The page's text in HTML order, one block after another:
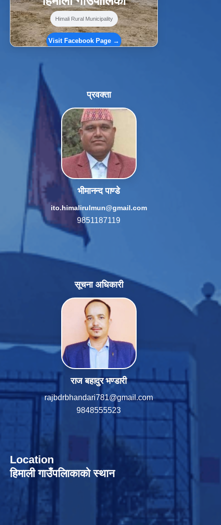
Himali Rural Municipality
Visit Facebook Page →
प्रवक्ता
भीमानन्द पाण्डे
ito.himalirulmun@gmail.com
9851187119
सूचना अधिकारी
राज बहादुर भण्डारी
rajbdrbhandari781@gmail.com
9848555523
Location
हिमाली गाउँपलािकाको स्थान